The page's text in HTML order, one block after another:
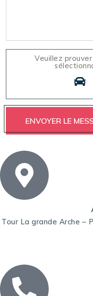
Veuillez
Tour La grande Arche –